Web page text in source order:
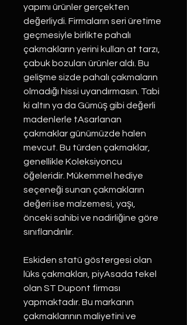
yapımı ürünler gerçekten
değerliydi. Firmaların seri üretime
geçmesiyle birlikte pahalı
çakmakların yerini kullan at tarzı,
çabuk bozulan ürünler aldı. Bu
gelişme sizde pahalı çakmaların
olmadığı hissi uyandırmasın. Tabi
ki altın ya da Gümüş gibi değerli
madenlerle tAsarlanan
çakmaklar günümüzde halen
mevcut. Bu türden çakmaklar,
genellikle Koleksiyoncu
öğeleridir. Mükemmel hediye
seçeneği sunan çakmakların
değeri ise malzemesi, yaşı,
önceki sahibi ve nadirliğine göre
sınıflandırılır.
Eskiden statü göstergesi olan
lüks çakmakları, piyAsada tekel
olan ST Dupont firması
yapmaktadır. Bu markanın
çakmaklarının maliyetini ve